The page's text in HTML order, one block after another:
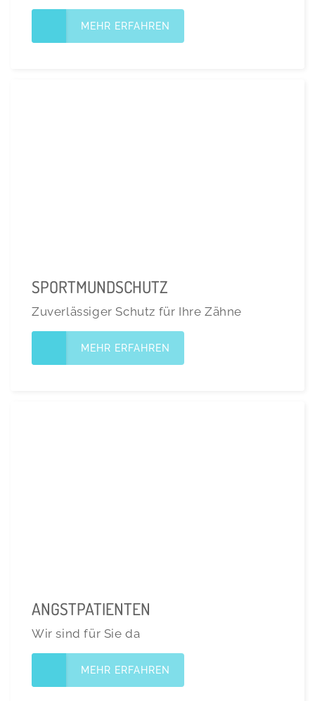
MEHR ERFAHREN
SPORTMUNDSCHUTZ
Zuverlässiger Schutz für Ihre Zähne
MEHR ERFAHREN
ANGSTPATIENTEN
Wir sind für Sie da
MEHR ERFAHREN